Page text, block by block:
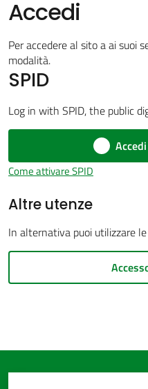
Amministrazione
trasparente
Tutti
gli
Seguici
su
Accedi
Per accedere al sito a ai suoi
modalità.
SPID
Log in with SPID, the public
Come attivare SPID
Altre utenze
In alternativa puoi utilizzare